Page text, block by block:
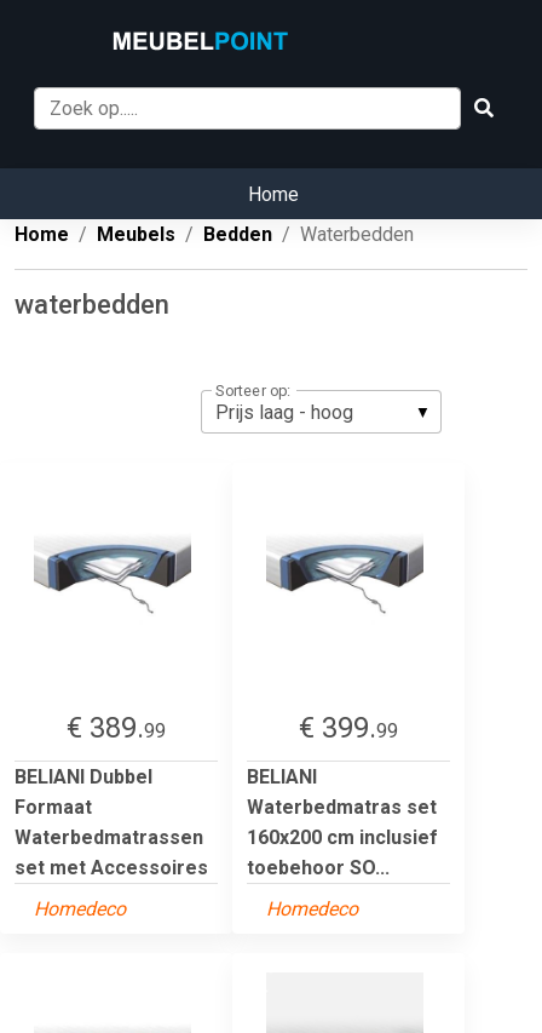
Home
Home
Meubels Bedden Waterbedden
waterbedden
Sorteer op:
€ 389.99
BELIANI Dubbel
Formaat
Waterbedmatrassen
set met Accessoires
Homedeco
€ 399.99
BELIANI
Waterbedmatras set
160x200 cm inclusief
toebehoor SO...
Homedeco